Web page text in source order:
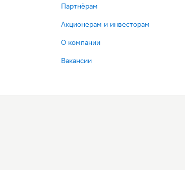
Партнёрам
Акционерам и инвесторам
О компании
Вакансии